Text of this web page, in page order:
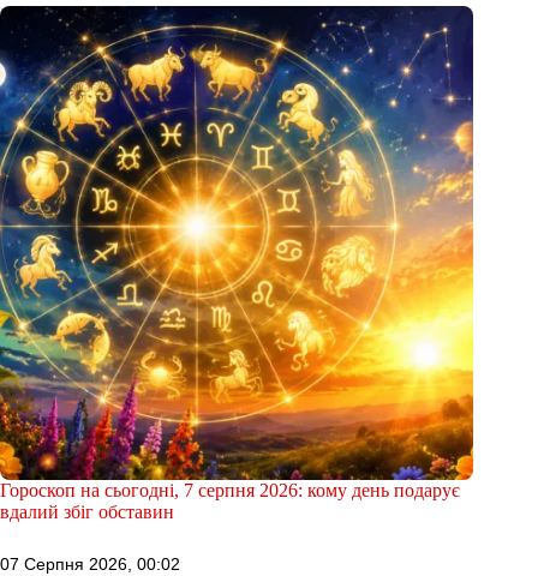
Гороскоп на сьогодні, 7 серпня 2026: кому день подарує
вдалий збіг обставин
07 Серпня 2026, 00:02